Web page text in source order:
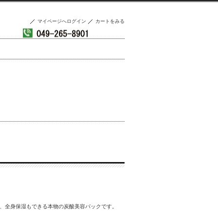
マイページへログイン カートをみる
身保湿もできる本物の炭酸美容パックです。